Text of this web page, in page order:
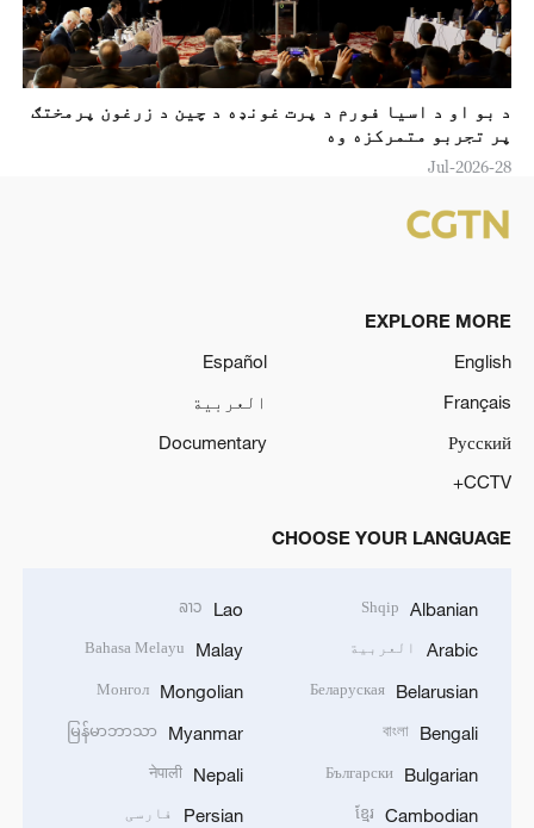
د بو او د اسيا فورم د پرت غونډه د چين د زرغون پرمختګ
پر تجربو متمرکزه وه
28-Jul-2026
EXPLORE MORE
English
Español
Français
العربية
Русский
Documentary
CCTV+
CHOOSE YOUR LANGUAGE
Albanian
Shqip
Arabic العربية
Belarusian
Беларуская
Bengali
বাংলা
Bulgarian
Български
Cambodian
ខ្មែរ
Lao
ລາວ
Malay
Bahasa Melayu
Mongolian
Монгол
Myanmar
မြန်မာဘာသာ
Nepali
नेपाली
Persian فارسی